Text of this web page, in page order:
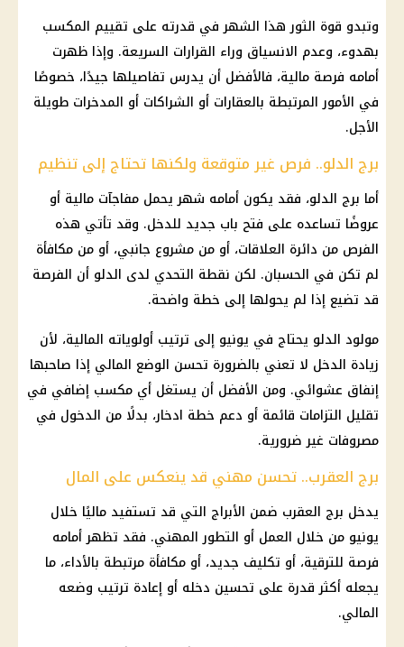
وتبدو قوة الثور هذا الشهر في قدرته على تقييم المكسب
بهدوء، وعدم الانسياق وراء القرارات السريعة. وإذا ظهرت
أمامه فرصة مالية، فالأفضل أن يدرس تفاصيلها جيدًا، خصوصًا
في الأمور المرتبطة بالعقارات أو الشراكات أو المدخرات طويلة
الأجل.
برج الدلو.. فرص غير متوقعة ولكنها تحتاج إلى تنظيم
أما برج الدلو، فقد يكون أمامه شهر يحمل مفاجآت مالية أو
عروضًا تساعده على فتح باب جديد للدخل. وقد تأتي هذه
الفرص من دائرة العلاقات، أو من مشروع جانبي، أو من مكافأة
لم تكن في الحسبان. لكن نقطة التحدي لدى الدلو أن الفرصة
قد تضيع إذا لم يحولها إلى خطة واضحة.
مولود الدلو يحتاج في يونيو إلى ترتيب أولوياته المالية، لأن
زيادة الدخل لا تعني بالضرورة تحسن الوضع المالي إذا صاحبها
إنفاق عشوائي. ومن الأفضل أن يستغل أي مكسب إضافي في
تقليل التزامات قائمة أو دعم خطة ادخار، بدلًا من الدخول في
مصروفات غير ضرورية.
برج العقرب.. تحسن مهني قد ينعكس على المال
يدخل برج العقرب ضمن الأبراج التي قد تستفيد ماليًا خلال
يونيو من خلال العمل أو التطور المهني. فقد تظهر أمامه
فرصة للترقية، أو تكليف جديد، أو مكافأة مرتبطة بالأداء، ما
يجعله أكثر قدرة على تحسين دخله أو إعادة ترتيب وضعه
المالي.